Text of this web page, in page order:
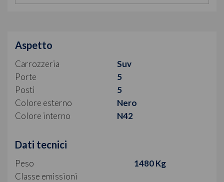
Aspetto
Carrozzeria
Suv
Porte
5
Posti
5
Colore esterno
Nero
Colore interno
N42
Dati tecnici
Peso
1480 Kg
Classe emissioni